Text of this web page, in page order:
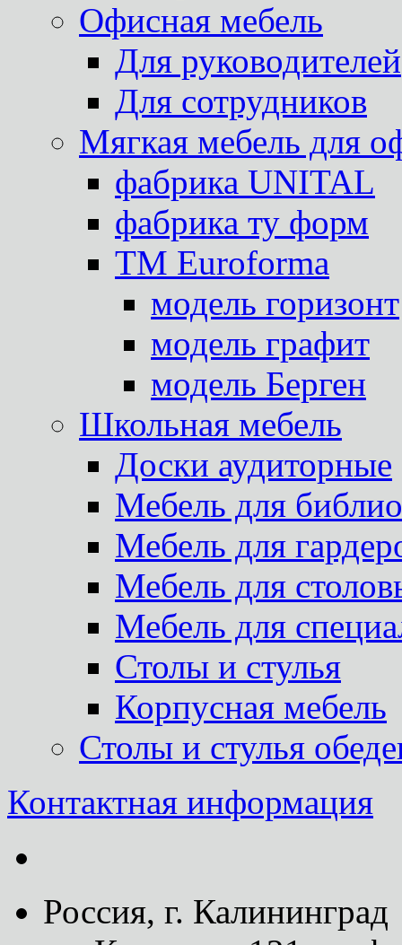
Офисная мебель
Для руководителей
Для сотрудников
Мягкая мебель для
фабрика UNITAL
фабрика ту форм
TM Euroforma
модель горизонт
модель графит
модель Берген
Школьная мебель
Доски аудиторные
Мебель для
Мебель для
Мебель для
Мебель для
Столы и стулья
Корпусная мебель
Столы и стулья
Контактная информация
Россия, г. Калининград